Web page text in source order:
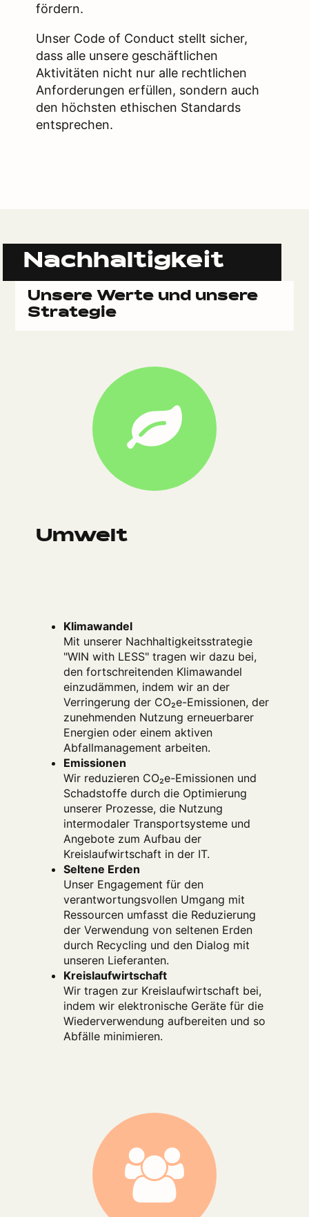
fördern.
Unser Code of Conduct stellt sicher,
dass alle unsere geschäftlichen
Aktivitäten nicht nur alle rechtlichen
Anforderungen erfüllen, sondern auch
den höchsten ethischen Standards
entsprechen.
Nachhaltigkeit
Unsere Werte und unsere
Strategie
Umwelt
Klimawandel
Mit unserer Nachhaltigkeitsstrategie
"WIN with LESS" tragen wir dazu bei,
den fortschreitenden Klimawandel
einzudämmen, indem wir an der
Verringerung der CO₂e-Emissionen, der
zunehmenden Nutzung erneuerbarer
Energien oder einem aktiven
Abfallmanagement arbeiten.
Emissionen
Wir reduzieren CO₂e-Emissionen und
Schadstoffe durch die Optimierung
unserer Prozesse, die Nutzung
intermodaler Transportsysteme und
Angebote zum Aufbau der
Kreislaufwirtschaft in der IT.
Seltene Erden
Unser Engagement für den
verantwortungsvollen Umgang mit
Ressourcen umfasst die Reduzierung
der Verwendung von seltenen Erden
durch Recycling und den Dialog mit
unseren Lieferanten.
Kreislaufwirtschaft
Wir tragen zur Kreislaufwirtschaft bei,
indem wir elektronische Geräte für die
Wiederverwendung aufbereiten und so
Abfälle minimieren.